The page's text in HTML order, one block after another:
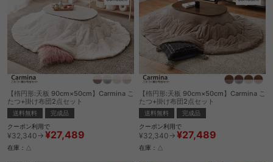
【楕円形:天板 90cm×50cm】Carmina こ
たつ+掛け布団2点セット
送料無料
完成品
クーポン利用で
¥32,340→ ¥27,489
在庫：△
【楕円形:天板 90cm×50cm】Carmina こ
たつ+掛け布団2点セット
送料無料
完成品
クーポン利用で
¥32,340→ ¥27,489
在庫：△